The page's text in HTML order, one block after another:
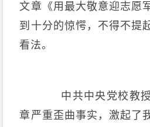
文章《用最大敬意迎志愿
到十分的惊愕，不得不提
看法。
中共中央党校教授
章严重歪曲事实，激起了